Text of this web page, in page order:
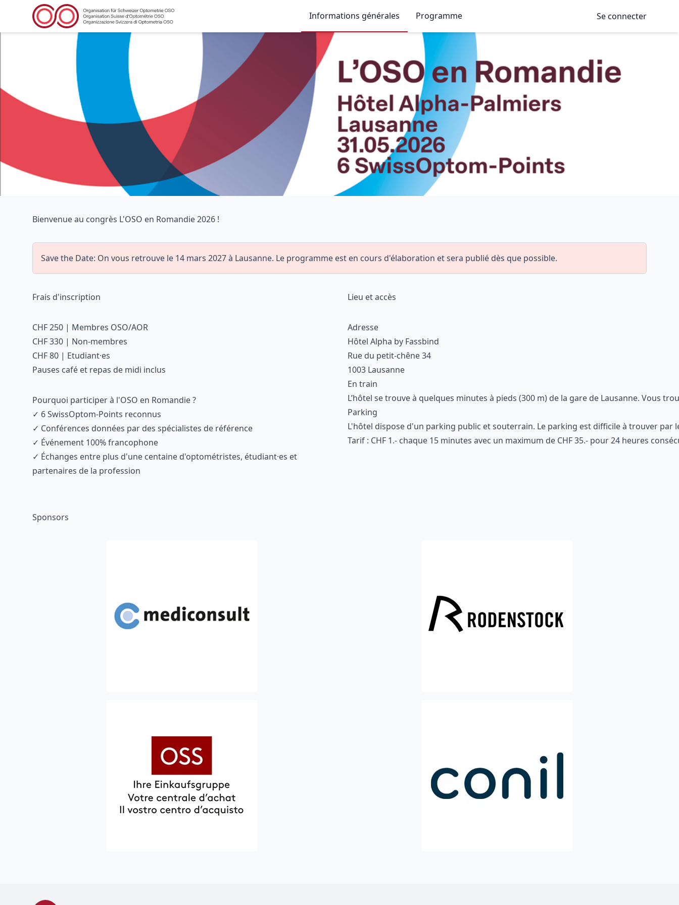
Informations générales Programme Se connecter
Bienvenue au congrès L'OSO en Romandie 2026 !
Save the Date: On vous retrouve le 14 mars 2027 à Lausanne. Le programme est en cours d'élaboration et sera publié dès que possible.
Frais d'inscription
CHF 250 | Membres OSO/AOR
CHF 330 | Non-membres
CHF 80 | Etudiant·es
Pauses café et repas de midi inclus
Pourquoi participer à l'OSO en Romandie ?
✓ 6 SwissOptom-Points reconnus
✓ Conférences données par des spécialistes de référence
✓ Événement 100% francophone
✓ Échanges entre plus d'une centaine d'optométristes, étudiant·es et
partenaires de la profession
Lieu et accès
Adresse
Hôtel Alpha by Fassbind
Rue du petit-chêne 34
1003 Lausanne
En train
L’hôtel se trouve à quelques minutes à pieds (300 m) de la gare de Lausanne. Vous
Parking
L'hôtel dispose d'un parking public et souterrain. Le parking est difficile à trouver par
Tarif : CHF 1.- chaque 15 minutes avec un maximum de CHF 35.- pour 24 heures
Sponsors